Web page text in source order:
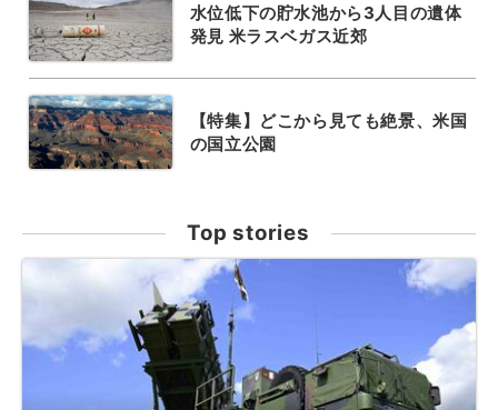
水位低下の貯水池から3人目の遺体
発見 米ラスベガス近郊
【特集】どこから見ても絶景、米国
の国立公園
Top stories